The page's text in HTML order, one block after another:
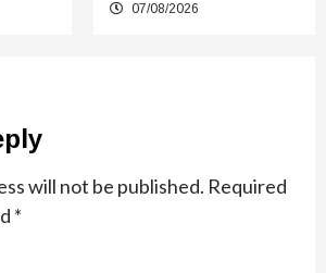
07/08/2026
will not be published. Required
*